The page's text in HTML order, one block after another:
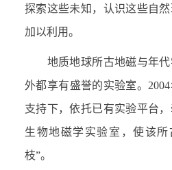
探索这些未知，认识这些自
加以利用。
地质地球所古地磁与年
外都享有盛誉的实验室。 2004
支持下，依托已有实验平台
生物地磁学实验室，使该
枝”。